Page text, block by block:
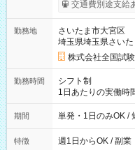
り！】 希望される
例】 ・河合塾模擬
×8時間＝日収
円の場合あり ・国
円（役割手当＋100円
間】試用期間なし
交通費別途支給
勤務地
さいたま市大宮区
埼玉県埼玉県さい
株式会社全国試
勤務時間
シフト制
1日あたりの実働時
間は 試験により
期間 単発・1日のみOK /
特徴 週1日からOK / 副業